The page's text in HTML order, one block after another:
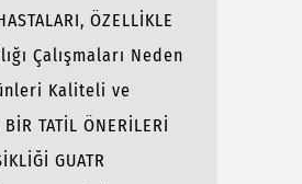
ÖZELLİKLE
HAVALARDA DAHA
Çalışmaları Neden
Kaliteli ve
TATİL ÖNERİLERİ
GUATR